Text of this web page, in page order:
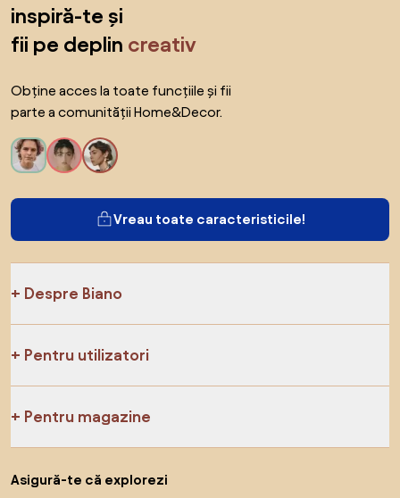
inspiră-te și
fii pe deplin creativ
Obține acces la toate funcțiile și fii
parte a comunității Home&Decor.
Vreau toate caracteristicile!
Despre Biano
Pentru utilizatori
Pentru magazine
Asigură-te că explorezi